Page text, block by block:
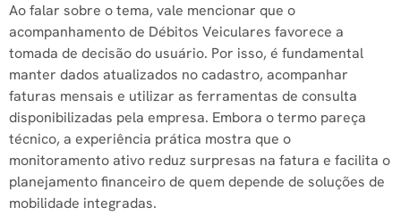
Ao falar sobre o tema, vale mencionar que o
acompanhamento de Débitos Veiculares favorece a
tomada de decisão do usuário. Por isso, é fundamental
manter dados atualizados no cadastro, acompanhar
faturas mensais e utilizar as ferramentas de consulta
disponibilizadas pela empresa. Embora o termo pareça
técnico, a experiência prática mostra que o
monitoramento ativo reduz surpresas na fatura e facilita o
planejamento financeiro de quem depende de soluções de
mobilidade integradas.